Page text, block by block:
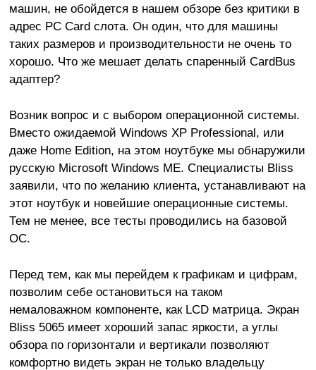
машин, не обойдется в нашем обзоре без критики в
адрес PC Card слота. Он один, что для машины
таких размеров и производительности не очень то
хорошо. Что же мешает делать спаренный CardBus
адаптер?
Возник вопрос и с выбором операционной системы.
Вместо ожидаемой Windows XP Professional, или
даже Home Edition, на этом ноутбуке мы обнаружили
русскую Microsoft Windows ME. Специалисты Bliss
заявили, что по желанию клиента, устанавливают на
этот ноутбук и новейшие операционные системы.
Тем не менее, все тесты проводились на базовой
ОС.
Перед тем, как мы перейдем к графикам и цифрам,
позволим себе остановиться на таком
немаловажном компоненте, как LCD матрица. Экран
Bliss 5065 имеет хороший запас яркости, а углы
обзора по горизонтали и вертикали позволяют
комфортно видеть экран не только владельцу